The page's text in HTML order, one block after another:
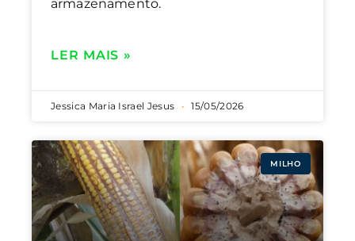
armazenamento.
LER MAIS »
Jessica Maria Israel Jesus 15/05/2026
MILHO